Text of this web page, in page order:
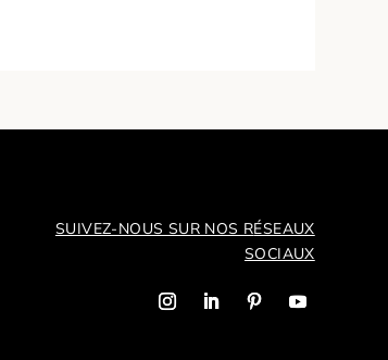
SUIVEZ-NOUS SUR NOS RÉSEAUX
SOCIAUX